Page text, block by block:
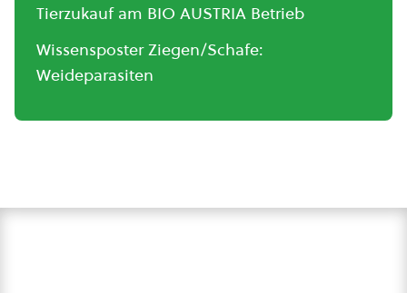
Tierzukauf am BIO AUSTRIA Betrieb
Wissensposter Ziegen/Schafe:
Weideparasiten